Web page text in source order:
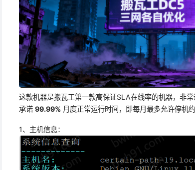
这款机器是搬瓦工第一款高保证SLA在线率的机器，非
承诺 99.99% 月度正常运行时间，即每月最多允许停机约
1、主机信息：